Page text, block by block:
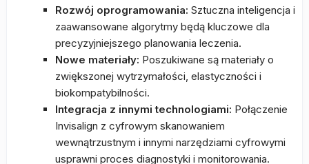
Rozwój oprogramowania: Sztuczna inteligencja i
zaawansowane algorytmy będą kluczowe dla
precyzyjniejszego planowania leczenia.
Nowe materiały: Poszukiwane są materiały o
zwiększonej wytrzymałości, elastyczności i
biokompatybilności.
Integracja z innymi technologiami: Połączenie
Invisalign z cyfrowym skanowaniem
wewnątrzustnym i innymi narzędziami cyfrowymi
usprawni proces diagnostyki i monitorowania.